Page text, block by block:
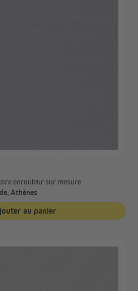
enrouleur sur mesure
Athènes
au panier